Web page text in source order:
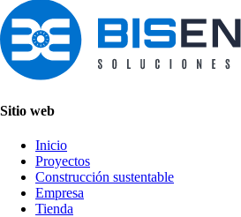
Sitio web
Inicio
Proyectos
Construcción sustentable
Empresa
Tienda